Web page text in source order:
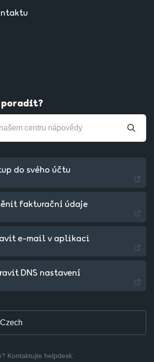
poradit?
do svého účtu
fakturační údaje
e-mail v aplikaci
DNS nastavení
Kontaktujte helpdesk: